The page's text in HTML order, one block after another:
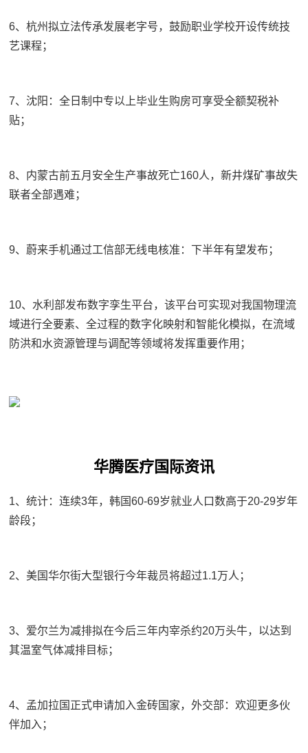
6、杭州拟立法传承发展老字号，鼓励职业学校开设传统技
艺课程；
7、沈阳：全日制中专以上毕业生购房可享受全额契税补
贴；
8、内蒙古前五月安全生产事故死亡160人，新井煤矿事故失
联者全部遇难；
9、蔚来手机通过工信部无线电核准：下半年有望发布；
10、水利部发布数字孪生平台，该平台可实现对我国物理流
域进行全要素、全过程的数字化映射和智能化模拟，在流域
防洪和水资源管理与调配等领域将发挥重要作用；
华腾医疗国际资讯
1、统计：连续3年，韩国60-69岁就业人口数高于20-29岁年
龄段；
2、美国华尔街大型银行今年裁员将超过1.1万人；
3、爱尔兰为减排拟在今后三年内宰杀约20万头牛，以达到
其温室气体减排目标；
4、孟加拉国正式申请加入金砖国家，外交部：欢迎更多伙
伴加入；